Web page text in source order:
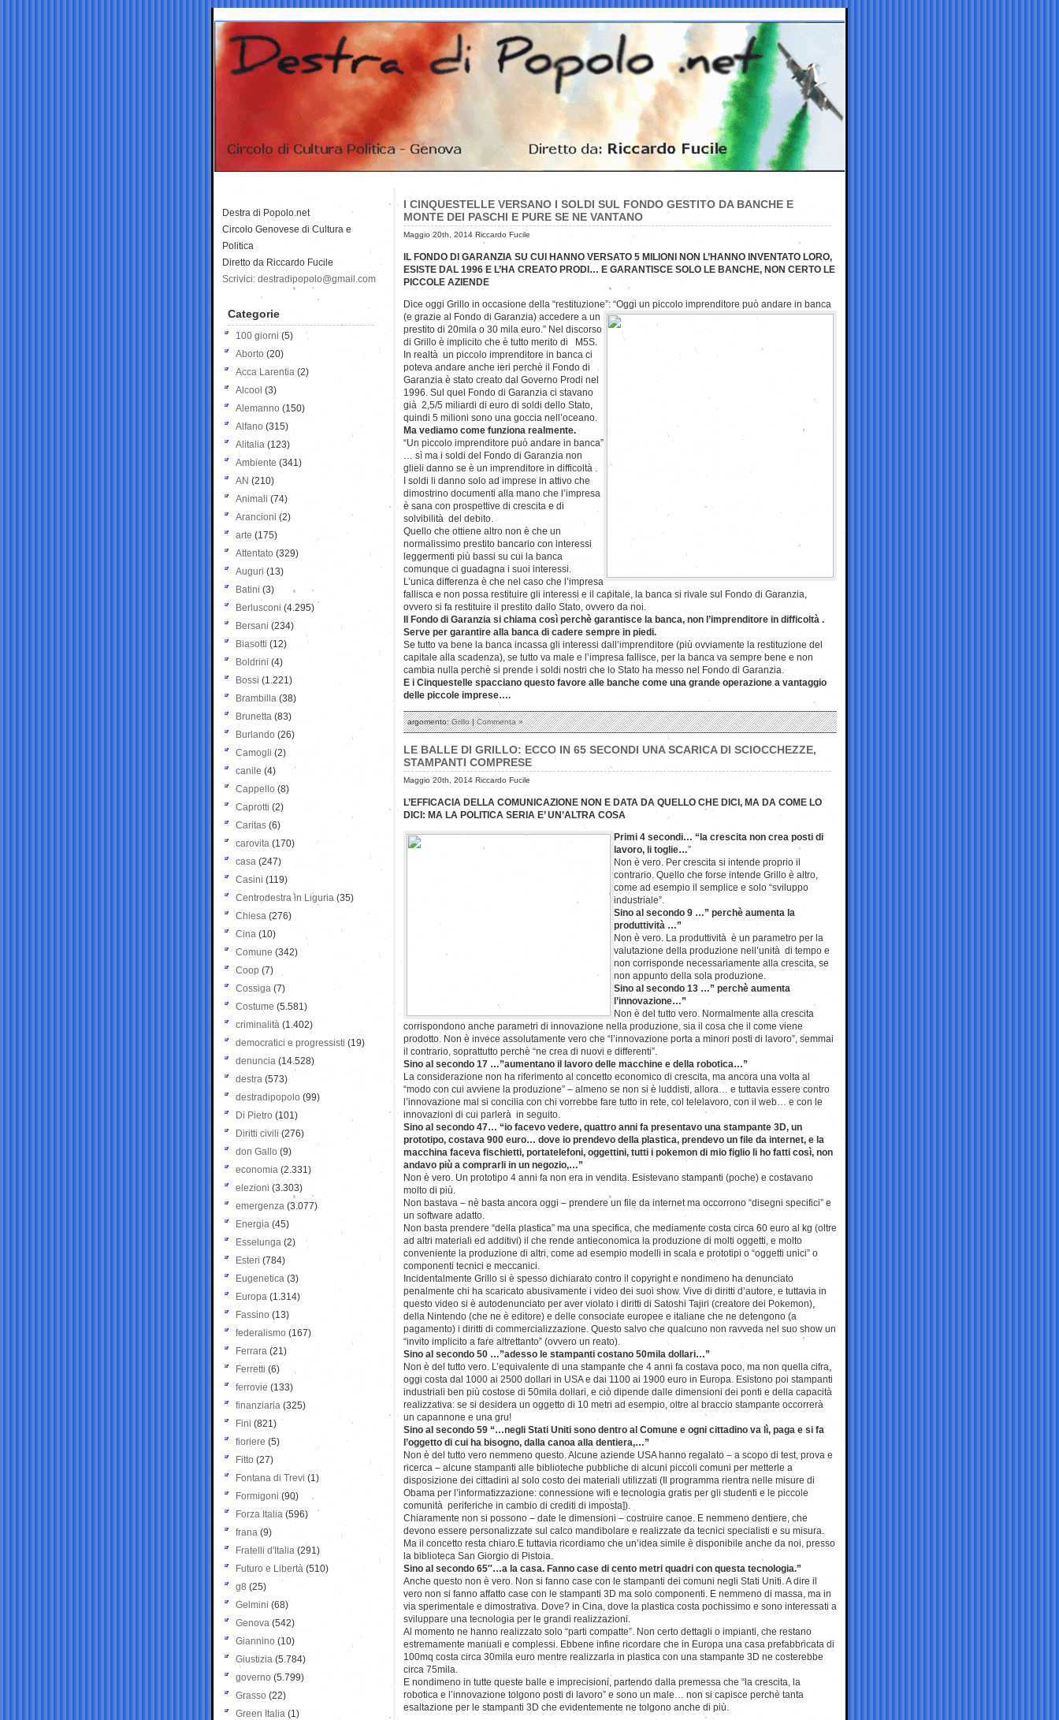
I CINQUESTELLE VERSANO I SOLDI SUL FONDO GESTITO DA BANCHE E
MONTE DEI PASCHI E PURE SE NE VANTANO
Maggio 20th, 2014 Riccardo Fucile
IL FONDO DI GARANZIA SU CUI HANNO VERSATO 5 MILIONI NON L’HANNO INVENTATO LORO,
ESISTE DAL 1996 E L’HA CREATO PRODI… E GARANTISCE SOLO LE BANCHE, NON CERTO LE
PICCOLE AZIENDE
Dice oggi Grillo in occasione della “restituzione”: “Oggi un piccolo imprenditore può andare in banca
(e grazie al Fondo di Garanzia) accedere a un
prestito di 20mila o 30 mila euro.” Nel discorso
di Grillo è implicito che è tutto merito di M5S.
In realtà un piccolo imprenditore in banca ci
poteva andare anche ieri perchè il Fondo di
Garanzia è stato creato dal Governo Prodi nel
1996. Sul quel Fondo di Garanzia ci stavano
già 2,5/5 miliardi di euro di soldi dello Stato,
quindi 5 milioni sono una goccia nell’oceano.
Ma vediamo come funziona realmente.
“Un piccolo imprenditore può andare in banca”
… sì ma i soldi del Fondo di Garanzia non
glieli danno se è un imprenditore in difficoltà .
I soldi li danno solo ad imprese in attivo che
dimostrino documenti alla mano che l’impresa
è sana con prospettive di crescita e di
solvibilità del debito.
Quello che ottiene altro non è che un
normalissimo prestito bancario con interessi
leggermenti più bassi su cui la banca
comunque ci guadagna i suoi interessi.
L’unica differenza è che nel caso che l’impresa
fallisca e non possa restituire gli interessi e il capitale, la banca si rivale sul Fondo di Garanzia,
ovvero si fa restituire il prestito dallo Stato, ovvero da noi.
Il Fondo di Garanzia si chiama così perchè garantisce la banca, non l’imprenditore in difficoltà .
Serve per garantire alla banca di cadere sempre in piedi.
Se tutto va bene la banca incassa gli interessi dall’imprenditore (più ovviamente la restituzione del
capitale alla scadenza), se tutto va male e l’impresa fallisce, per la banca va sempre bene e non
cambia nulla perchè si prende i soldi nostri che lo Stato ha messo nel Fondo di Garanzia.
E i Cinquestelle spacciano questo favore alle banche come una grande operazione a vantaggio
delle piccole imprese….
argomento:Grillo|Commenta »
LE BALLE DI GRILLO: ECCO IN 65 SECONDI UNA SCARICA DI SCIOCCHEZZE,
STAMPANTI COMPRESE
Maggio 20th, 2014 Riccardo Fucile
L’EFFICACIA DELLA COMUNICAZIONE NON E DATA DA QUELLO CHE DICI, MA DA COME LO
DICI: MA LA POLITICA SERIA E’ UN’ALTRA COSA
Primi 4 secondi… “la crescita non crea posti di
lavoro, li toglie…”
Non è vero. Per crescita si intende proprio il
contrario. Quello che forse intende Grillo è altro,
come ad esempio il semplice e solo “sviluppo
industriale”.
Sino al secondo 9 …” perchè aumenta la
produttività …”
Non è vero. La produttività è un parametro per la
valutazione della produzione nell’unità di tempo e
non corrisponde necessariamente alla crescita, se
non appunto della sola produzione.
Sino al secondo 13 …” perchè aumenta
l’innovazione…”
Non è del tutto vero. Normalmente alla crescita
corrispondono anche parametri di innovazione nella produzione, sia il cosa che il come viene
prodotto. Non è invece assolutamente vero che “l’innovazione porta a minori posti di lavoro”, semmai
il contrario, soprattutto perchè “ne crea di nuovi e differenti”.
Sino al secondo 17 …”aumentano il lavoro delle macchine e della robotica…”
La considerazione non ha riferimento al concetto economico di crescita, ma ancora una volta al
“modo con cui avviene la produzione” – almeno se non si è luddisti, allora… e tuttavia essere contro
l’innovazione mal si concilia con chi vorrebbe fare tutto in rete, col telelavoro, con il web… e con le
innovazioni di cui parlerà in seguito.
Sino al secondo 47… “io facevo vedere, quattro anni fa presentavo una stampante 3D, un
prototipo, costava 900 euro… dove io prendevo della plastica, prendevo un file da internet, e la
macchina faceva fischietti, portatelefoni, oggettini, tutti i pokemon di mio figlio li ho fatti così, non
andavo più a comprarli in un negozio,…”
Non è vero. Un prototipo 4 anni fa non era in vendita. Esistevano stampanti (poche) e costavano
molto di più.
Non bastava – nè basta ancora oggi – prendere un file da internet ma occorrono “disegni specifici” e
un software adatto.
Non basta prendere “della plastica” ma una specifica, che mediamente costa circa 60 euro al kg (oltre
ad altri materiali ed additivi) il che rende antieconomica la produzione di molti oggetti, e molto
conveniente la produzione di altri, come ad esempio modelli in scala e prototipi o “oggetti unici” o
componenti tecnici e meccanici.
Incidentalmente Grillo si è spesso dichiarato contro il copyright e nondimeno ha denunciato
penalmente chi ha scaricato abusivamente i video dei suoi show. Vive di diritti d’autore, e tuttavia in
questo video si è autodenunciato per aver violato i diritti di Satoshi Tajiri (creatore dei Pokemon),
della Nintendo (che ne è editore) e delle consociate europee e italiane che ne detengono (a
pagamento) i diritti di commercializzazione. Questo salvo che qualcuno non ravveda nel suo show un
“invito implicito a fare altrettanto” (ovvero un reato).
Sino al secondo 50 …”adesso le stampanti costano 50mila dollari…”
Non è del tutto vero. L’equivalente di una stampante che 4 anni fa costava poco, ma non quella cifra,
oggi costa dal 1000 ai 2500 dollari in USA e dai 1100 ai 1900 euro in Europa. Esistono poi stampanti
industriali ben più costose di 50mila dollari, e ciò dipende dalle dimensioni dei ponti e della capacità
realizzativa: se si desidera un oggetto di 10 metri ad esempio, oltre al braccio stampante occorrerà
un capannone e una gru!
Sino al secondo 59 “…negli Stati Uniti sono dentro al Comune e ogni cittadino va lì, paga e si fa
l’oggetto di cui ha bisogno, dalla canoa alla dentiera,…”
Non è del tutto vero nemmeno questo. Alcune aziende USA hanno regalato – a scopo di test, prova e
ricerca – alcune stampanti alle biblioteche pubbliche di alcuni piccoli comuni per metterle a
disposizione dei cittadini al solo costo dei materiali utilizzati (Il programma rientra nelle misure di
Obama per l’informatizzazione: connessione wifi e tecnologia gratis per gli studenti e le piccole
comunità periferiche in cambio di crediti di imposta]).
Chiaramente non si possono – date le dimensioni – costruire canoe. E nemmeno dentiere, che
devono essere personalizzate sul calco mandibolare e realizzate da tecnici specialisti e su misura.
Ma il concetto resta chiaro.E tuttavia ricordiamo che un’idea simile è disponibile anche da noi, presso
la biblioteca San Giorgio di Pistoia.
Sino al secondo 65″…a la casa. Fanno case di cento metri quadri con questa tecnologia.”
Anche questo non è vero. Non si fanno case con le stampanti dei comuni negli Stati Uniti. A dire il
vero non si fanno affatto case con le stampanti 3D ma solo componenti. E nemmeno di massa, ma in
via sperimentale e dimostrativa. Dove? in Cina, dove la plastica costa pochissimo e sono interessati a
sviluppare una tecnologia per le grandi realizzazioni.
Al momento ne hanno realizzato solo “parti compatte”. Non certo dettagli o impianti, che restano
estremamente manuali e complessi. Ebbene infine ricordare che in Europa una casa prefabbricata di
100mq costa circa 30mila euro mentre realizzarla in plastica con una stampante 3D ne costerebbe
circa 75mila.
E nondimeno in tutte queste balle e imprecisioni, partendo dalla premessa che “la crescita, la
robotica e l’innovazione tolgono posti di lavoro” e sono un male… non si capisce perchè tanta
esaltazione per le stampanti 3D che evidentemente ne tolgono anche di più.
Destra di Popolo.net
Circolo Genovese di Cultura e
Politica
Diretto da Riccardo Fucile
Scrivici: destradipopolo@gmail.com
Categorie
100 giorni (5)
Aborto (20)
Acca Larentia (2)
Alcool (3)
Alemanno (150)
Alfano (315)
Alitalia (123)
Ambiente (341)
AN (210)
Animali (74)
Arancioni (2)
arte (175)
Attentato (329)
Auguri (13)
Batini (3)
Berlusconi (4.295)
Bersani (234)
Biasotti (12)
Boldrini (4)
Bossi (1.221)
Brambilla (38)
Brunetta (83)
Burlando (26)
Camogli (2)
canile (4)
Cappello (8)
Caprotti (2)
Caritas (6)
carovita (170)
casa (247)
Casini (119)
Centrodestra in Liguria (35)
Chiesa (276)
Cina (10)
Comune (342)
Coop (7)
Cossiga (7)
Costume (5.581)
criminalità (1.402)
democratici e progressisti (19)
denuncia (14.528)
destra (573)
destradipopolo (99)
Di Pietro (101)
Diritti civili (276)
don Gallo (9)
economia (2.331)
elezioni (3.303)
emergenza (3.077)
Energia (45)
Esselunga (2)
Esteri (784)
Eugenetica (3)
Europa (1.314)
Fassino (13)
federalismo (167)
Ferrara (21)
Ferretti (6)
ferrovie (133)
finanziaria (325)
Fini (821)
fioriere (5)
Fitto (27)
Fontana di Trevi (1)
Formigoni (90)
Forza Italia (596)
frana (9)
Fratelli d'Italia (291)
Futuro e Libertà (510)
g8 (25)
Gelmini (68)
Genova (542)
Giannino (10)
Giustizia (5.784)
governo (5.799)
Grasso (22)
Green Italia (1)